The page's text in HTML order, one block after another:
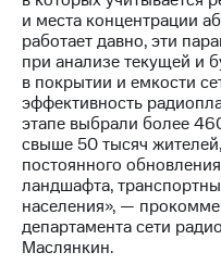
Описание
Уведомление
о
погашении
именных
облигаций
Другое
Регистратор
Реквизиты
Контакты
и места концентрации
работает давно, эти
при анализе текущей и
в покрытии и емкости
эффективность
этапе выбрали более
свыше 50 тысяч
постоянного
ландшафта,
населения», —
департамента сети
Маслянкин.